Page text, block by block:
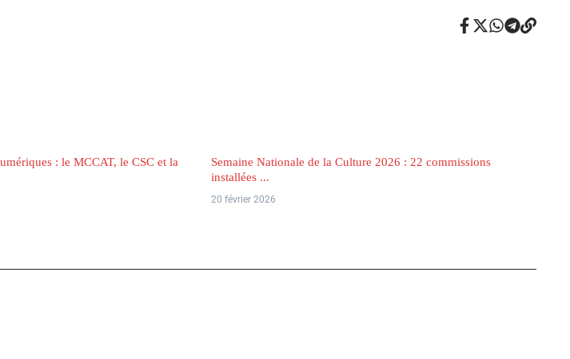
: le MCCAT, le CSC et la
Semaine Nationale de la Culture 2026 : 22 commissions
installées ...
20 février 2026